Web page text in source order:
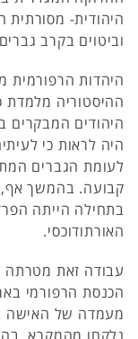
היהודית-
וביטוים בקרב
היהדות הרפורמית
היהודים המבקרים
היה לראות כי
לעומת הגברים
קבועה. בהמשך אף,
בתחילה הייתה
האורתודוכסי.
עבודה זאת מטרתה
הכנסת הרפורמי
מעמדה של האישה